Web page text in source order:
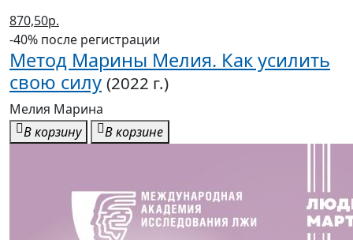
870,50р.
-40% после регистрации
Метод Марины Мелия. Как усилить
свою силу (2022 г.)
Мелия Марина
В корзину
В корзине